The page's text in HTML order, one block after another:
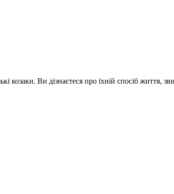
Ви дізнаєтеся про їхній спосіб життя,